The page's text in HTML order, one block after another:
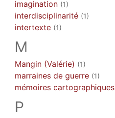
imagination (1)
interdisciplinarité (1)
intertexte (1)
M
Mangin (Valérie) (1)
marraines de guerre (1)
mémoires cartographiques
P